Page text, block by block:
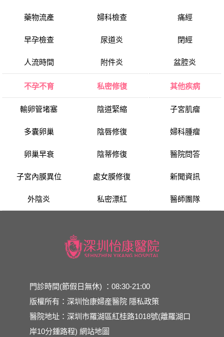
藥物流產
早孕檢查
人流時間
婦科檢查
尿道炎
附件炎
痛經
閉經
盆腔炎
不孕不育
輸卵管堵塞
多囊卵巢
卵巢早衰
子宮內膜異位
外陰炎
私密修復
陰道緊縮
陰唇修復
陰蒂修復
處女膜修復
私密漂紅
其他疾病
子宮肌瘤
婦科腫瘤
醫院問答
新聞資訊
醫師團隊
門診時間(節假日無休) ：08:30-21:00
版權所有：深圳怡康婦産醫院 隱私政策
醫院地址：深圳市羅湖區紅桂路1018號(離羅湖口
岸10分鍾路程)網站地圖